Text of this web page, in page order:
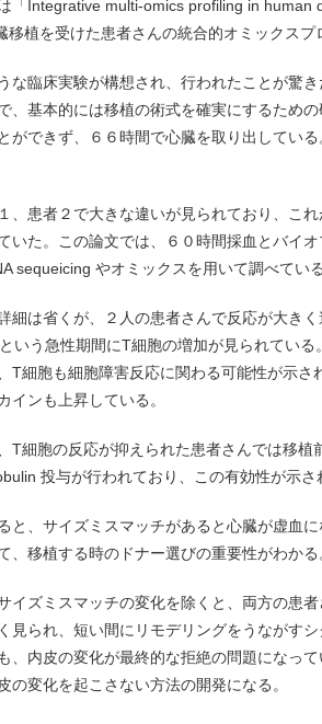
「Integrative multi-omics profiling in human
植を受けた患者さんの統合的オミックスプ
な臨床実験が構想され、行われたことが驚
、基本的には移植の術式を確実にするため
ができず、６６時間で心臓を取り出してい
、患者２で大きな違いが見られており、こ
いた。この論文では、６０時間採血とバイ
sequeicing やオミックスを用いて調べてい
細は省くが、２人の患者さんで反応が大き
いう急性期間にT細胞の増加が見られてい
T細胞も細胞障害反応に関わる可能性が示さ
インも上昇している。
T細胞の反応が抑えられた患者さんでは移
投与が行われており、この有効性が示さ
と、サイズミスマッチがあると心臓が虚血
、移植する時のドナー選びの重要性がわかる
イズミスマッチの変化を除くと、両方の患
見られ、短い間にリモデリングをうながす
、内皮の変化が最終的な拒絶の問題になっ
の変化を起こさない方法の開発になる。